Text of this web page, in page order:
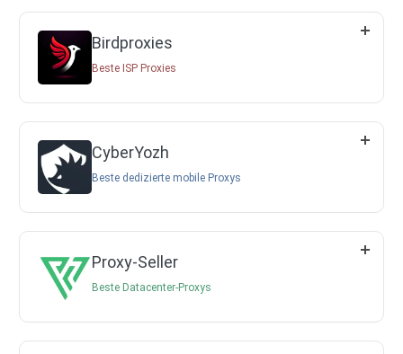
Birdproxies
Beste ISP Proxies
CyberYozh
Beste dedizierte mobile Proxys
Proxy-Seller
Beste Datacenter-Proxys